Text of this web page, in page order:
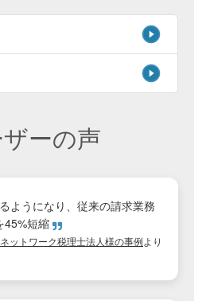
ーの声
ようになり、従来の請求業務
45%短縮
ットワーク税理士法人様の事例より